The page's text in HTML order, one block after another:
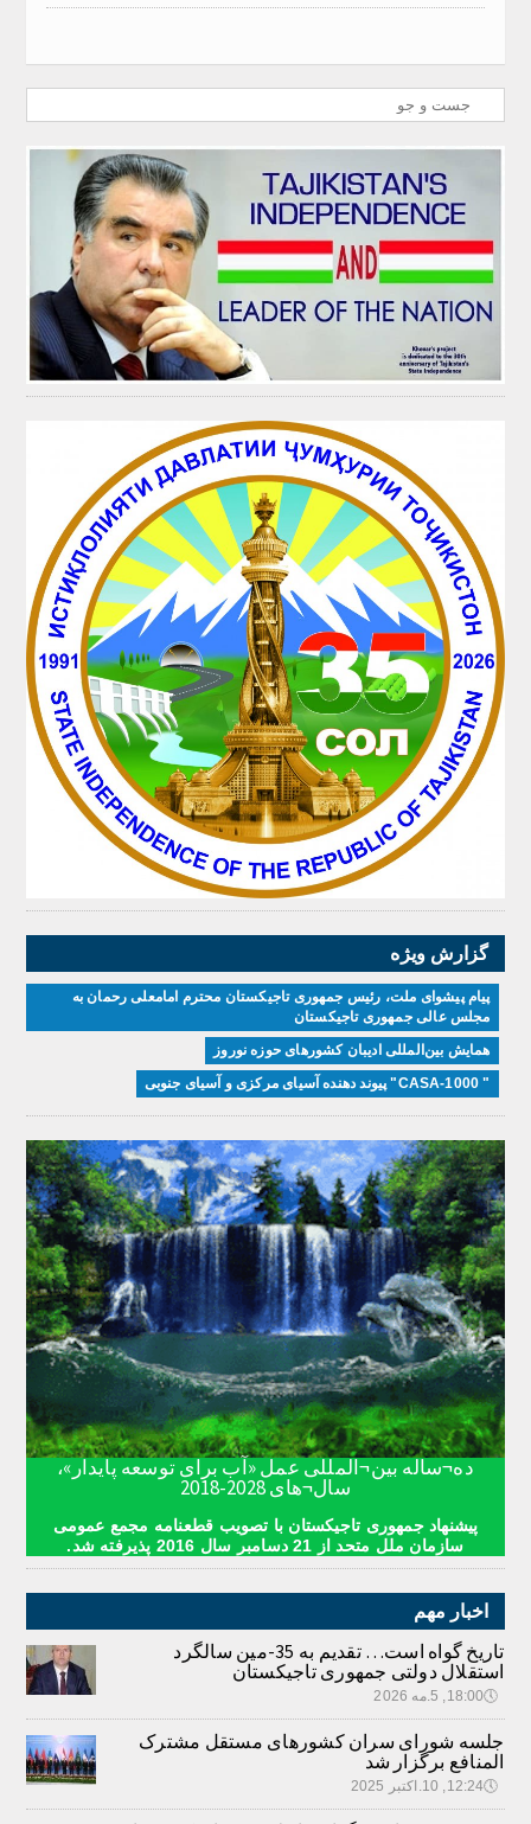
گزارش ویژه
پیام پیشوای ملت، رئیس جمهوری تاجیکستان محترم امامعلی رحمان به
مجلس عالی جمهوری تاجیکستان
همایش بین‌المللی ادیبان کشور‌های حوزه نوروز
" CASA-1000" پیوند دهنده آسیای مرکزی و آسیای جنوبی
ده¬ساله بین¬المللی عمل «آب برای توسعه پایدار»،
سال¬های 2028-2018
پیشنهاد جمهوری تاجیکستان با تصویب قطعنامه مجمع عمومی
سازمان ملل متحد از 21 دسامبر سال 2016 پذیرفته شد.
اخبار مهم
تاریخ گواه است… تقدیم به 35-مین سالگرد
استقلال دولتی جمهوری تاجیکستان
🕔18:00, 5.مه 2026
جلسه شورای سران کشورهای مستقل مشترک
المنافع برگزار شد
🕔12:24, 10.اکتبر 2025